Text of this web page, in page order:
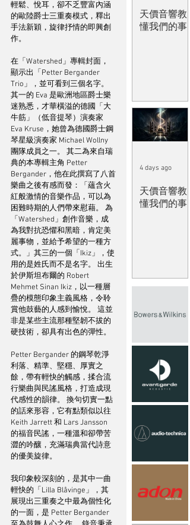
輕鬆、悅耳，卻不乏豐富內涵
的歐陸爵士三重奏模式，釋出
手法新穎，旋律抒情的即興創
作。
在「Watershed」專輯封面，
顯示出「Petter Bergander
Trio」，並可看到三個名字。
其一的 Eva 是歐洲地區爵士樂
迷熟悉，才華橫溢的德國「大
牛筋」（低音提琴）演奏家
Eva Kruse，她曾為德國爵士鋼
琴星級演奏家 Michael Wollny
團隊成員之一。 其二為來自瑞
典的本專輯主角 Petter
Bergander，他在此撰寫了八首
樂曲之後有感而發：「蘊含火
紅般激情的音樂作品，可以為
困難時期的人們帶來慰藉。 為
「Watershed」創作音樂，成
為我對抗恐懼和黑暗，肯定美
麗事物，並給予希望的一種方
式。」其三的一個「Ikiz」，使
用的是姓氏而不是名字。 出生
於伊斯坦布爾的 Robert
Mehmet Sinan Ikiz，以一種層
疊的模態印象主義風格，令聆
賞他鼓藝的人感到愉悅。 這並
非是某些主流那種堅韌不拔的
硬技術，卻具有出色的彈性。
Petter Bergander 的鋼琴乾淨
利落、精準、堅穩、厚實之
餘，帶有輕快的觸感，揉合流
行樂曲與民謠風格，打造成現
代感性的韻律。 換句切實一點
的話來形容，它有點類似以往
Keith Jarrett 和 Lars Jansson
的福音民謠，一種溫和卻帶苦
澀的吟釀，充滿瑞典當代詩意
的優美旋律。
我印象較深刻的，是其中一曲
輕快的「Lilla Blåvinge」，其
展現出三重奏之中最為個性化
的一面，是 Petter Bergander
天價音響教
懂我們的事
天價音響教
懂我們的事
4 days ago